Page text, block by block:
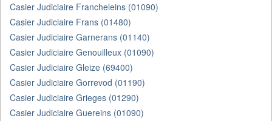
Casier Judiciaire Francheleins (01090)
Casier Judiciaire Frans (01480)
Casier Judiciaire Garnerans (01140)
Casier Judiciaire Genouilleux (01090)
Casier Judiciaire Gleize (69400)
Casier Judiciaire Gorrevod (01190)
Casier Judiciaire Grieges (01290)
Casier Judiciaire Guereins (01090)